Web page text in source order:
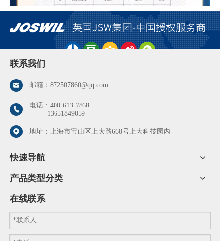
粘钢加固技术只是众多加固技术中的一种，在房屋有质量安全问题
的时候，可以选择的加固方法有很多。至于如何选择，建议根据房
上，做到缩短工期，节省施工成本。
粘钢加固|粘钢加固的具体流程
联系我们
邮箱： 872507860@qq.com
电话： 400-613-7868
13651849059
地址：上海市宝山区上大路668号上大科技园内
快速导航
产品类型分类
在线联系